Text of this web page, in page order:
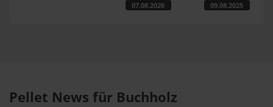
07.08.2026 09.08.2025
Pellet News für Buchholz